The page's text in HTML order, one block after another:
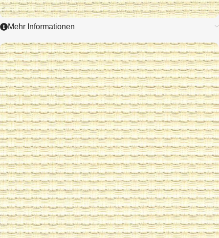
3712
HERTHA
2,45 / cm - 6 ct.
ZUM ARTIKEL
Mehr Informationen